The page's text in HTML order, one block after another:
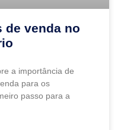
de venda no
a importância de
para os
passo para a